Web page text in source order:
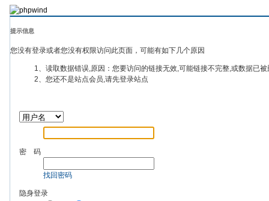
提示信息
您没有登录或者您没有权限访问此页面，可能有如下几个原因
1、读取数据错误,原因：您要访问的链接无效,可能链接不完整,或数据已
2、您还不是站点会员,请先登录站点
密 码
找回密码
隐身登录